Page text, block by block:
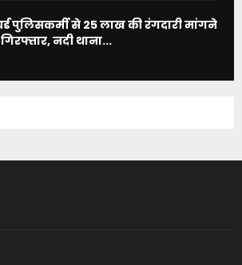
पुलिसकर्मी से 25 लाख की रंगदारी मांगने
नदी थाना...